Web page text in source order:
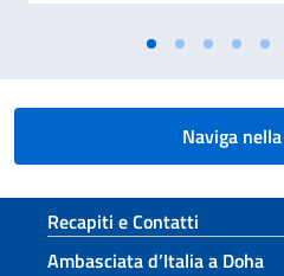
Naviga
Sezione footer
Recapiti e Contatti
Ambasciata d’Italia a Doha